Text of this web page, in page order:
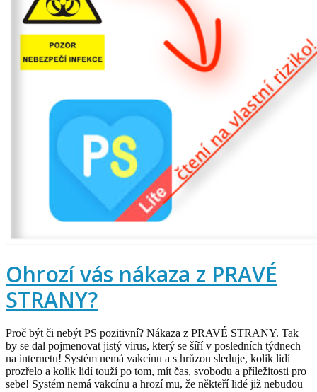
Ohrozí vás nákaza z PRAVÉ
STRANY?
Proč být či nebýt PS pozitivní? Nákaza z PRAVÉ STRANY. Tak
by se dal pojmenovat jistý virus, který se šíří v posledních týdnech
na internetu! Systém nemá vakcínu a s hrůzou sleduje, kolik lidí
prozřelo a kolik lidí touží po tom, mít čas, svobodu a příležitosti pro
sebe! Systém nemá vakcínu a hrozí mu, že někteří lidé již nebudou